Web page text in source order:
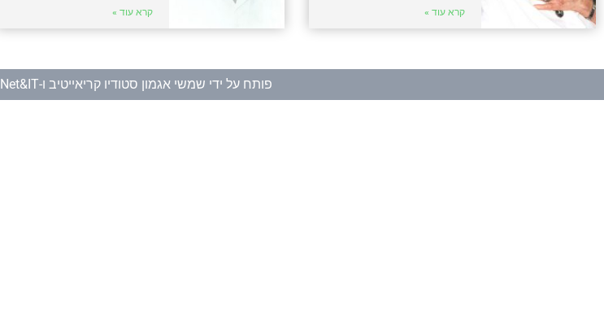
קרא עוד » קרא עוד »
פותח על ידי שמשי אגמון סטודיו קריאייטיב ו-Net&IT בניית אתרים ושירותי מחשוב